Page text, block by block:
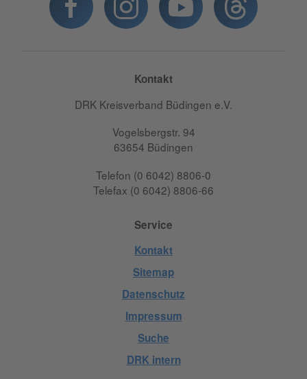
Kontakt
DRK Kreisverband Büdingen e.V.
Vogelsbergstr. 94
63654 Büdingen
Telefon (0 6042) 8806-0
Telefax (0 6042) 8806-66
Service
Kontakt
Sitemap
Datenschutz
Impressum
Suche
DRK intern